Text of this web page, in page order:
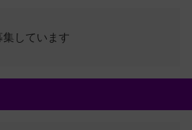
集しています